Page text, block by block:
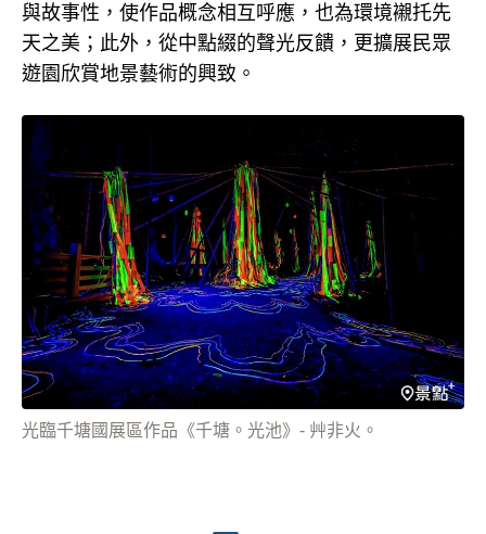
與故事性，使作品概念相互呼應，也為環境襯托先
天之美；此外，從中點綴的聲光反饋，更擴展民眾
遊園欣賞地景藝術的興致。
光臨千塘國展區作品《千塘。光池》- 艸非火。